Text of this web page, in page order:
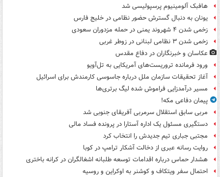
هافبک آلومینیوم پرسپولیسی شد
یونان به دنبال گسترش حضور نظامی در خلیج فارس
زخمی شدن ۴ شهروند یمنی در حمله مزدوران سعودی
زخمی شدن ۳ نظامی لبنانی در زوطر غربی
عکاسان و خبرنگاران در دفاع مقدس
ورود فرمانده تروریست‌های آمریکایی به تل‌آویو
آغاز تحقیقات سازمان ملل درباره جاسوسی کارمندش برای اسرائیل
مسیر درآمدزایی فراموش شده لیگ برتری‌ها
پیمان دفاعی مکه!
مربی سابق استقلال سرمربی آفریقای جنوبی شد
دستگیری مسئول یک اداره آستارا در پرونده فساد مالی
مجتبی جباری تیم جدیدش را انتخاب کرد
روایت رسانه عبری از دخالت آشکار ترامپ در کوبا
هشدار حماس درباره اقدامات توسعه طلبانه اشغالگران در کرانه باختری
احتمال سفر ویتکاف و کوشنر به اوکراین و روسیه